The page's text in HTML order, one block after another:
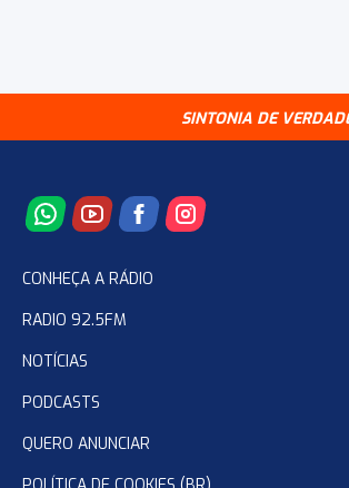
SINTONIA DE
CONHEÇA A RÁDIO
RADIO 92.5FM
NOTÍCIAS
PODCASTS
QUERO ANUNCIAR